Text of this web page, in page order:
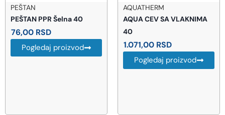
AQUATHERM
AQUA CEV SA VLAKNIMA
40
1.071,00RSD
ROSAN SRBIJA
ROSAN Stolz slavina za
Lavabo (130101)
8.878,00RSD
1.257 RSD · -14%
7.621,00RSD AKCIJA